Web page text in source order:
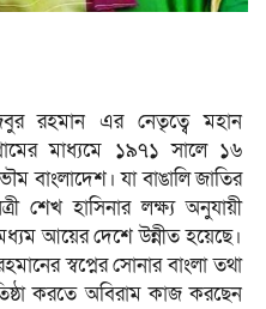
রহমান এর নেতৃত্বে মহান
মাধ্যমে ১৯৭১ সালে ১৬
বাংলাদেশ। যা বাঙালি জাতির
শেখ হাসিনার লক্ষ্য অনুযায়ী
আয়ের দেশে উন্নীত হয়েছে।
স্বপ্নের সোনার বাংলা তথা
করতে অবিরাম কাজ করছেন